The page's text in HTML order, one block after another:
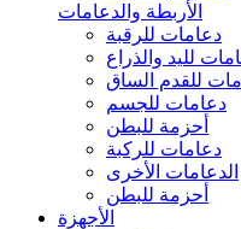
الأربطة والدعامات
دعامات للرقبة
لليد والذراع
للقدم الساق
دعامات للجسم
أحزمة للبطن
دعامات للركبة
الدعامات الأخرى
أحزمة للبطن
الأجهزة